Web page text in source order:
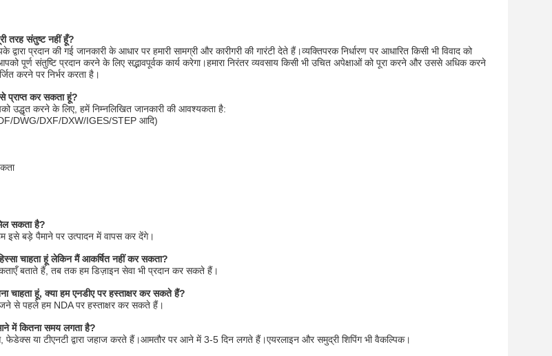
तरह संतुष्ट नहीं हूँ?
प्रदान की गई जानकारी के आधार पर हमारी सामग्री और कारीगरी की गारंटी देते हैं।व्यक्तिपरक निर्धारण पर आधारित किसी भी विवाद को
पूर्ण संतुष्टि प्रदान करने के लिए सद्भावपूर्वक कार्य करेगा।हमारा निरंतर व्यवसाय किसी भी उचित अपेक्षाओं को पूरा करने और उससे अधिक करने
करने पर निर्भर करता है।
प्राप्त कर सकता हूं?
उद्धृत करने के लिए, हमें निम्नलिखित जानकारी की आवश्यकता है:
DWG/DXF/DXW/IGES/STEP आदि)
सकता है?
इसे बड़े पैमाने पर उत्पादन में वापस कर देंगे।
चाहता हूं लेकिन मैं आकर्षित नहीं कर सकता?
बताते हैं, तब तक हम डिज़ाइन सेवा भी प्रदान कर सकते हैं।
चाहता हूं, क्या हम एनडीए पर हस्ताक्षर कर सकते हैं?
से पहले हम NDA पर हस्ताक्षर कर सकते हैं।
में कितना समय लगता है?
फेडेक्स या टीएनटी द्वारा जहाज करते हैं।आमतौर पर आने में 3-5 दिन लगते हैं।एयरलाइन और समुद्री शिपिंग भी वैकल्पिक।